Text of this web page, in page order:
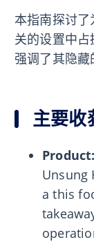
本指南探讨
关的设置中
强调了其隐藏
主要收
Product:
Unsung
a this